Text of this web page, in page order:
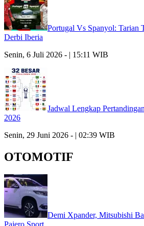
Portugal Vs Spanyol: Tarian
Derbi Iberia
Senin, 6 Juli 2026 - | 15:11 WIB
Jadwal Lengkap
2026
Senin, 29 Juni 2026 - | 02:39 WIB
OTOMOTIF
Demi Xpander, Mitsubishi
Pajero Sport